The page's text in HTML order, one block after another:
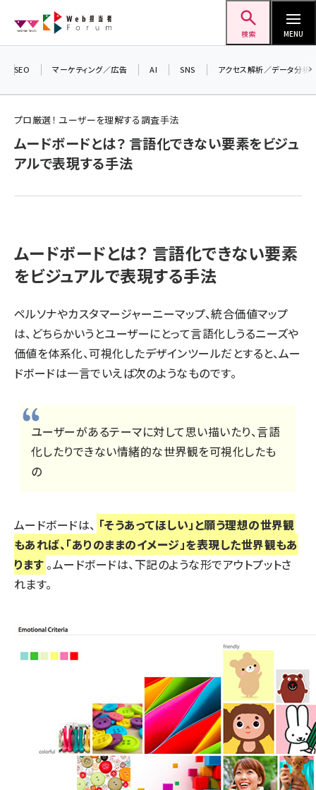
ン
検索 MENU
seo (3538)
セミナー (2315)
meo (1281)
llmo (1167)
SEO マーケティング／広告 AI SNS アクセス解析／データ分析
プロ厳選！ ユーザーを理解する調査手法
ムードボードとは？ 言語化できない要素をビジュ
アルで表現する手法
ムードボードとは？ 言語化できない要素
をビジュアルで表現する手法
ペルソナやカスタマージャーニーマップ、統合価値マップ
は、どちらかいうとユーザーにとって言語化しうるニーズや
価値を体系化、可視化したデザインツールだとすると、ムー
ドボードは一言でいえば次のようなものです。
ユーザーがあるテーマに対して思い描いたり、言語
化したりできない情緒的な世界観を可視化したも
の
ムードボードは、 「そうあってほしい」と願う理想の世界観
もあれば、「ありのままのイメージ」を表現した世界観もあ
ります 。ムードボードは、下記のような形でアウトプットさ
れます。
＼ 8
生成
2026